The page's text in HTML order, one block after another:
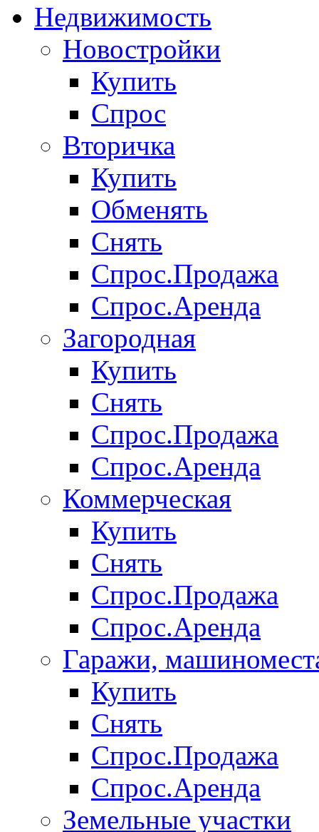
Недвижимость
Новостройки
Купить
Спрос
Вторичка
Купить
Обменять
Снять
Спрос.Продажа
Спрос.Аренда
Загородная
Купить
Снять
Спрос.Продажа
Спрос.Аренда
Коммерческая
Купить
Снять
Спрос.Продажа
Спрос.Аренда
Гаражи,
Купить
Снять
Спрос.Продажа
Спрос.Аренда
Земельные участки